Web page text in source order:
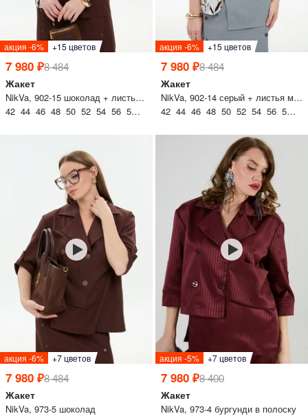
акция -6% +15 цветов
7 980 ₽8 484
Жакет
NikVa, 902-15 шоколад + листья мультиколор
42 44 46 48 50 52 54 56 58 60
акция -6% +15 цветов
7 980 ₽8 484
Жакет
NikVa, 902-14 серый + листья мультиколор
42 44 46 48 50 52 54 56 58 60
акция -6% +7 цветов
7 980 ₽8 484
Жакет
NikVa, 973-5 шоколад
акция -5% +7 цветов
7 980 ₽8 400
Жакет
NikVa, 973-4 бургунди в полоску